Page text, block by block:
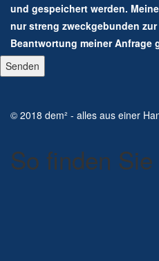
und gespeichert werden.
nur streng zweckgebunden
Beantwortung meiner Anfrage
© 2018 dem² - alles aus einer
So finden